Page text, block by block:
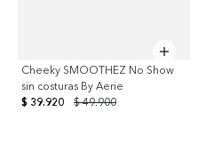
Cheeky SMOOTHEZ No Show
sin costuras By Aerie
$ 49.900
$ 39.920